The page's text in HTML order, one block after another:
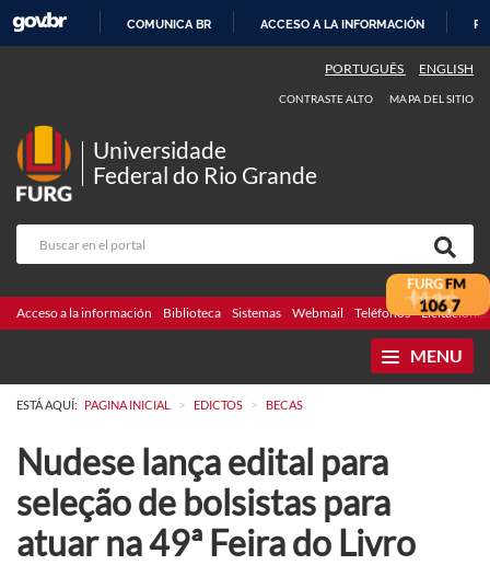
CONTENIDO
COMUNICA BR ACCESO A LA INFORMACIÓN
PORTUGUÊS ENGLISH
CONTRASTE ALTO MAPA DEL SITIO
Universidade
Federal do Rio Grande
Acceso a la información Biblioteca Sistemas Webmail Teléfonos Licitaciones
MENU
ESTÁ AQUÍ: PAGINA INICIAL > EDICTOS > BECAS
Nudese lança edital para
seleção de bolsistas para
atuar na 49ª Feira do Livro